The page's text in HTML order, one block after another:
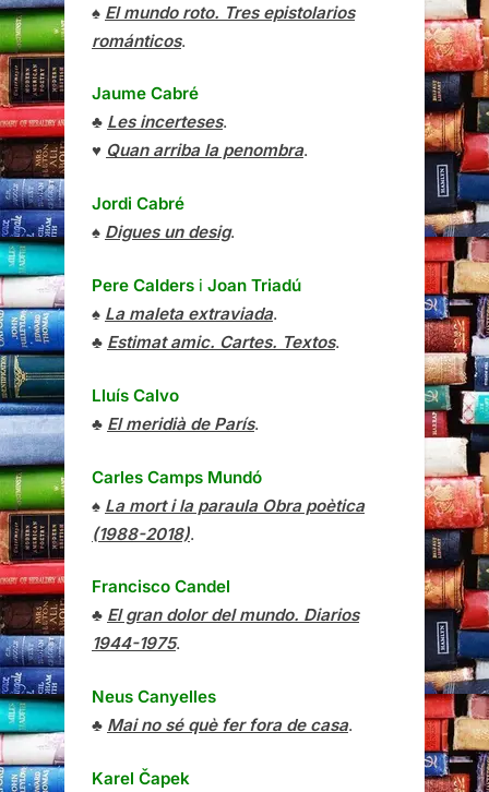
♠ El mundo roto. Tres epistolarios
románticos.
Jaume Cabré
♣ Les incerteses.
♥ Quan arriba la penombra.
Jordi Cabré
♠ Digues un desig.
Pere Calders i Joan Triadú
♠ La maleta extraviada.
♣ Estimat amic. Cartes. Textos.
Lluís Calvo
♣ El meridià de París.
Carles Camps Mundó
♠ La mort i la paraula Obra poètica
(1988-2018).
Francisco Candel
♣ El gran dolor del mundo. Diarios
1944-1975.
Neus Canyelles
♣ Mai no sé què fer fora de casa.
Karel Čapek